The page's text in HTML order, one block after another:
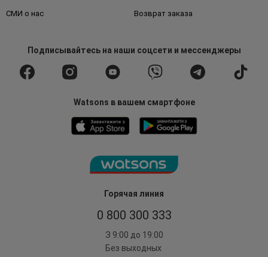
Горячая линия
0 800 300 333
З 9:00 до 19:00
Без выходных
СМИ о нас Возврат заказа
Подписывайтесьна наши соцсети и мессенджеры
Watsons в вашем смартфоне